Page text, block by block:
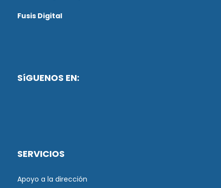
Fusis Digital
SíGUENOS EN:
SERVICIOS
Apoyo a la dirección